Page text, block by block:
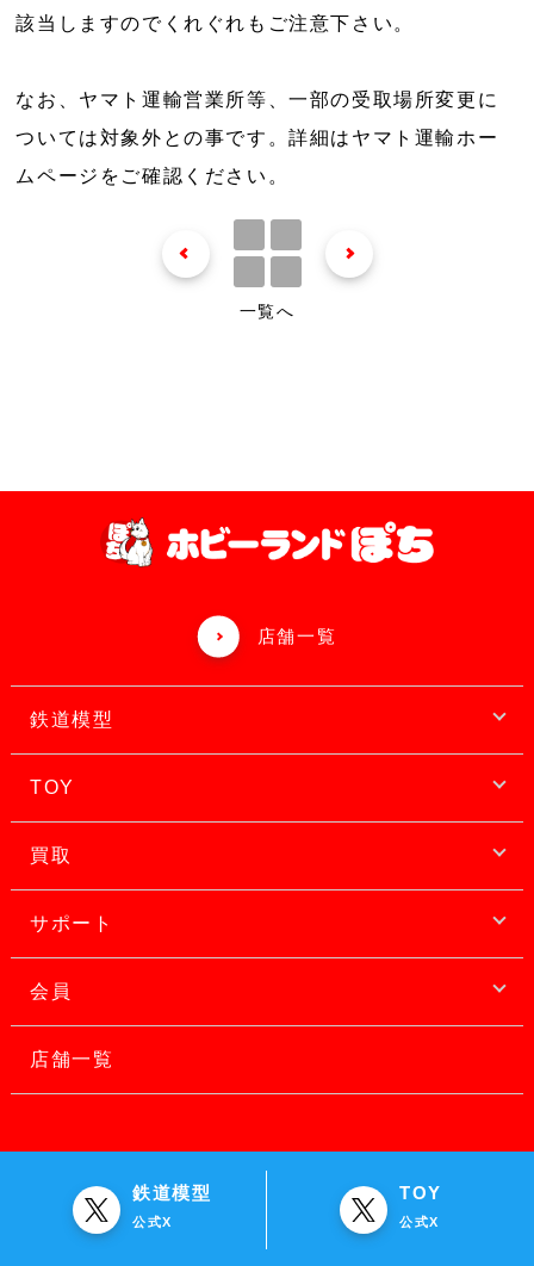
該当しますのでくれぐれもご注意下さい。
なお、ヤマト運輸営業所等、一部の受取場所変更に
ついては対象外との事です。詳細はヤマト運輸ホー
ムページをご確認ください。
一覧へ
店舗一覧
鉄道模型
TOY
買取
サポート
会員
店舗一覧
鉄道模型
公式X
TOY
公式X